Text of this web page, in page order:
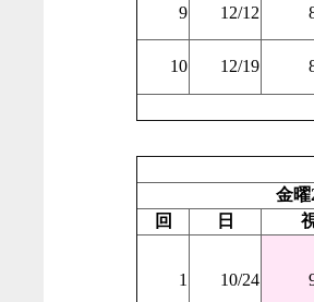
9 12/12
10 12/19
金
回
日
1 10/24